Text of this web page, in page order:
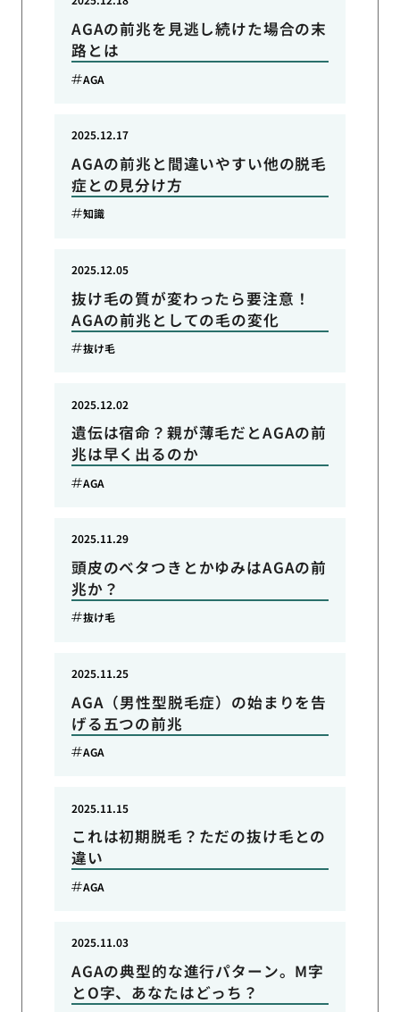
AGAの前兆を見逃し続けた場合の末
路とは
AGA
AGAの前兆と間違いやすい他の脱毛
症との見分け方
2025.12.17
知識
抜け毛の質が変わったら要注意！
AGAの前兆としての毛の変化
2025.12.05
抜け毛
遺伝は宿命？親が薄毛だとAGAの前
兆は早く出るのか
2025.12.02
AGA
頭皮のベタつきとかゆみはAGAの前
兆か？
2025.11.29
抜け毛
AGA（男性型脱毛症）の始まりを告
げる五つの前兆
2025.11.25
AGA
これは初期脱毛？ただの抜け毛との
違い
2025.11.15
AGA
AGAの典型的な進行パターン。M字
とO字、あなたはどっち？
2025.11.03